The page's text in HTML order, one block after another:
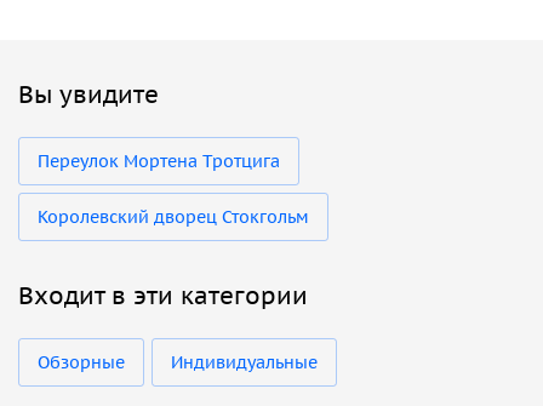
Вы увидите
Пepeyлок Mopтeнa Tpoтцигa
Королевский дворец Стокгольм
Входит в эти категории
Обзорные Индивидуальные